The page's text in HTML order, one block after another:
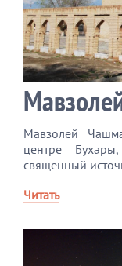
Мавзолей
центре
священный
Читать